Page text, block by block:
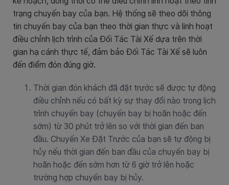
trạng chuyến bay của bạn. Hệ thống sẽ theo dõi thông
tin chuyến bay của bạn theo thời gian thực và linh hoạt
điều chỉnh lịch trình của Đối Tác Tài Xế dựa trên thời
gian hạ cánh thực tế, đảm bảo Đối Tác Tài Xế sẽ luôn
đến điểm đón đúng giờ.
Thời gian đón khách đã đặt trước sẽ được tự động
điều chỉnh nếu có bất kỳ sự thay đổi nào trong lịch
trình chuyến bay (chuyến bay bị hoãn hoặc đến
sớm) từ 30 phút trở lên so với thời gian đến ban
đầu. Chuyến Xe Đặt Trước của bạn sẽ tự động bị
hủy nếu thời gian đến ban đầu của chuyến bay bị
hoãn hoặc đến sớm hơn từ 6 giờ trở lên hoặc
trường hợp chuyến bay bị hủy.